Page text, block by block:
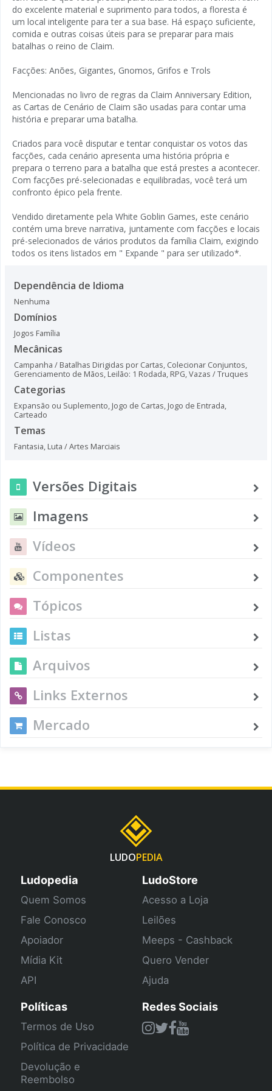
do excelente material e suprimento para todos, a floresta é
um local inteligente para ter a sua base. Há espaço suficiente,
comida e outras coisas úteis para se preparar para mais
batalhas o reino de Claim.
Facções: Anões, Gigantes, Gnomos, Grifos e Trols
Mencionadas no livro de regras da Claim Anniversary Edition,
as Cartas de Cenário de Claim são usadas para contar uma
história e preparar uma batalha.
Criados para você disputar e tentar conquistar os votos das
facções, cada cenário apresenta uma história própria e
prepara o terreno para a batalha que está prestes a acontecer.
Com facções pré-selecionadas e equilibradas, você terá um
confronto épico pela frente.
Vendido diretamente pela White Goblin Games, este cenário
contém uma breve narrativa, juntamente com facções e locais
pré-selecionados de vários produtos da família Claim, exigindo
todos os itens listados em " Expande " para ser utilizado*.
Dependência de Idioma
Nenhuma
Domínios
Jogos Família
Mecânicas
Campanha / Batalhas Dirigidas por Cartas, Colecionar Conjuntos,
Gerenciamento de Mãos, Leilão: 1 Rodada, RPG,Vazas / Truques
Categorias
Expansão ou Suplemento, Jogo de Cartas, Jogo de Entrada,
Carteado
Temas
Fantasia, Luta / Artes Marciais
Versões Digitais
Imagens
Vídeos
Componentes
Tópicos
Listas
Arquivos
Links Externos
Mercado
LUDOPEDIA
Ludopedia
Quem Somos
Fale Conosco
Apoiador
Mídia Kit
API
LudoStore
Acesso a Loja
Leilões
Meeps - Cashback
Quero Vender
Ajuda
Políticas
Termos de Uso
Política de Privacidade
Devolução e
Reembolso
Redes Sociais